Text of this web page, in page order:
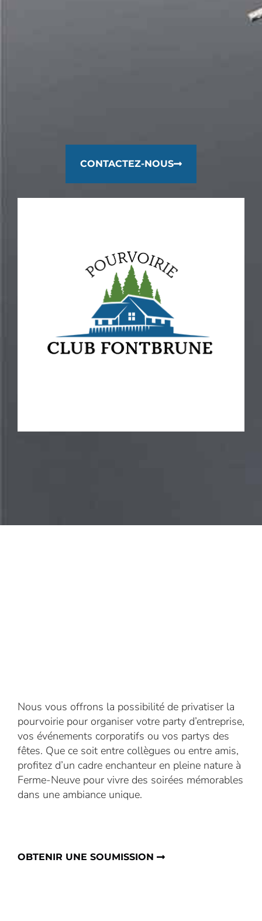
CONTACTEZ-NOUS
Nous vous offrons la possibilité de privatiser la
pourvoirie pour organiser votre party d’entreprise,
vos événements corporatifs ou vos partys des
fêtes. Que ce soit entre collègues ou entre amis,
profitez d’un cadre enchanteur en pleine nature à
Ferme-Neuve pour vivre des soirées mémorables
dans une ambiance unique.
OBTENIR UNE SOUMISSION